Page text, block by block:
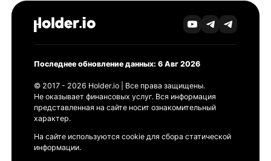
Последнее обновление данных: 6 Авг 2026
© 2017 - 2026 Holder.io | Все права защищены.
Не оказывает финансовых услуг. Вся информация
представленная на сайте носит ознакомительный
характер.
На сайте используются cookie для сбора статической
информации.